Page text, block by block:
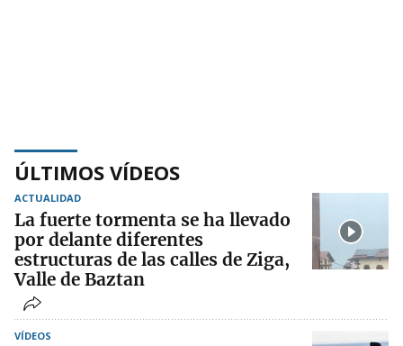
ÚLTIMOS VÍDEOS
ACTUALIDAD
La fuerte tormenta se ha llevado
por delante diferentes
estructuras de las calles de Ziga,
Valle de Baztan
VÍDEOS